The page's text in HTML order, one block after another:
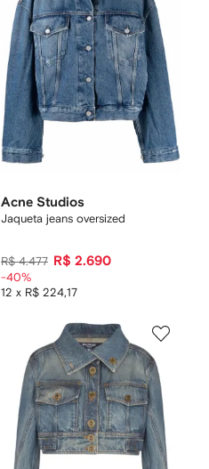
Acne Studios
Jaqueta jeans oversized
R$ 4.477 R$ 2.690
12 x R$ 224,17
-40%